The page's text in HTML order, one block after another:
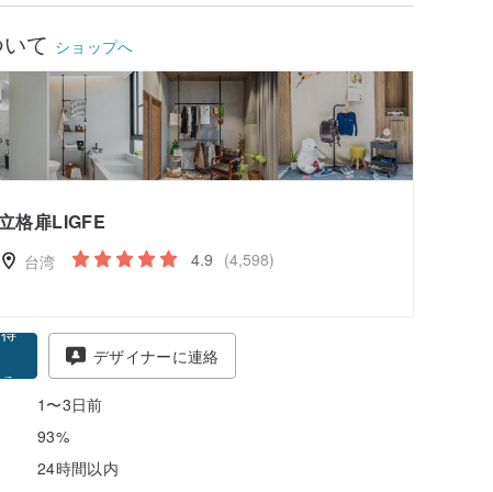
て ショップへ
格扉LIGFE
台湾 4.9 (4,598)
デザイナーに連絡
1〜3日前
93%
24時間以内